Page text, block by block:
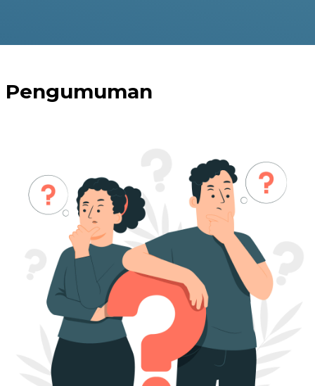
Pengumuman